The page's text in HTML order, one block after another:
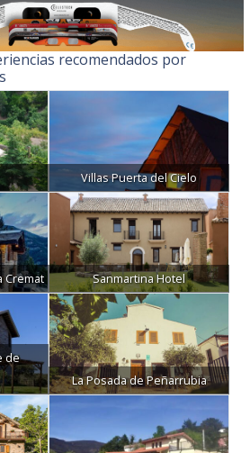
recomendados por
Villas Puerta del Cielo
Cremat Sanmartina Hotel
de
La Posada de Peñarrubia